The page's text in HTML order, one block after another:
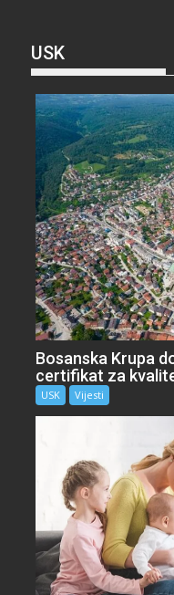
USK
Bosanska Krupa
certifikat za
USK Vijesti